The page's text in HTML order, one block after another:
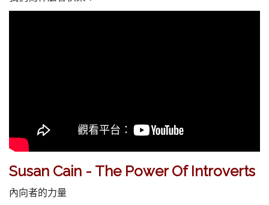
Susan Cain - The Power Of Introverts
內向者的力量